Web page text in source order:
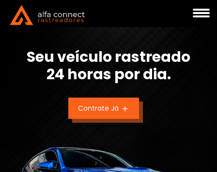
Seu veículo rastreado
24 horas por dia.
Contrate Já